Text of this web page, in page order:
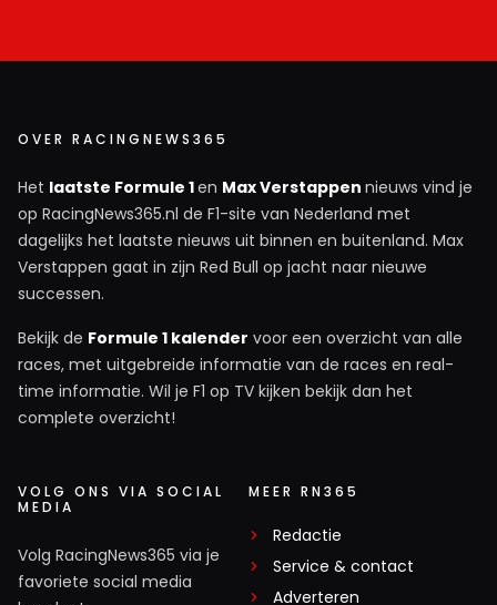
OVER RACINGNEWS365
Het laatste Formule 1en Max Verstappen nieuws vind je
op RacingNews365.nl de F1-site van Nederland met
dagelijks het laatste nieuws uit binnen en buitenland. Max
Verstappen gaat in zijn Red Bull op jacht naar nieuwe
successen.
Bekijk de Formule 1 kalender voor een overzicht van alle
races, met uitgebreide informatie van de races en real-
time informatie. Wil je F1 op TV kijken bekijk dan het
complete overzicht!
VOLG ONS VIA SOCIAL
MEDIA
Volg RacingNews365 via je
favoriete social media
MEER RN365
Redactie
Service & contact
Adverteren